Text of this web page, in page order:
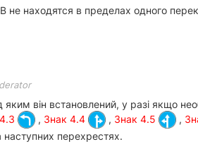
находятся в пределах одного
він встановлений, у разі якщо
, Знак 4.4 , Знак 4.5 ,
наступних перехрестях.